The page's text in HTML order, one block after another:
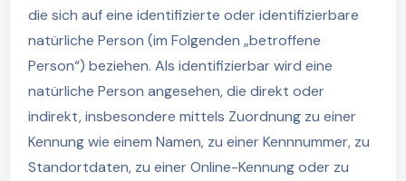
die sich auf eine identifizierte oder identifizierbare
natürliche Person (im Folgenden „betroffene
Person“) beziehen. Als identifizierbar wird eine
natürliche Person angesehen, die direkt oder
indirekt, insbesondere mittels Zuordnung zu einer
Kennung wie einem Namen, zu einer Kennnummer, zu
Standortdaten, zu einer Online-Kennung oder zu